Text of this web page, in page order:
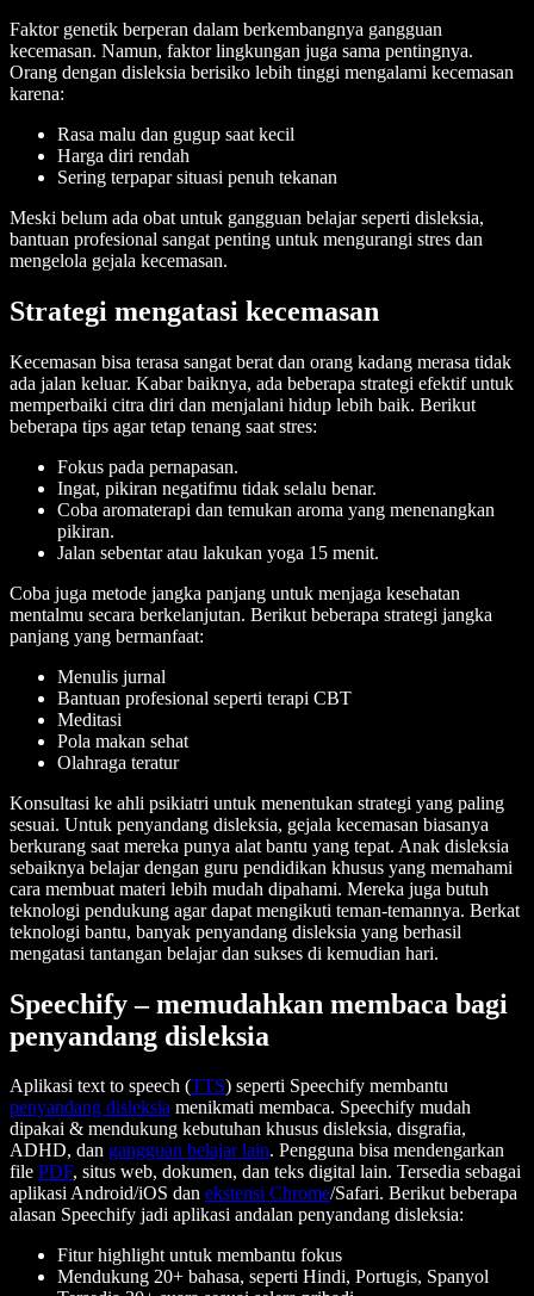
Faktor genetik berperan dalam berkembangnya gangguan
kecemasan. Namun, faktor lingkungan juga sama pentingnya.
Orang dengan disleksia berisiko lebih tinggi mengalami kecemasan
karena:
Rasa malu dan gugup saat kecil
Harga diri rendah
Sering terpapar situasi penuh tekanan
Meski belum ada obat untuk gangguan belajar seperti disleksia,
bantuan profesional sangat penting untuk mengurangi stres dan
mengelola gejala kecemasan.
Strategi mengatasi kecemasan
Kecemasan bisa terasa sangat berat dan orang kadang merasa tidak
ada jalan keluar. Kabar baiknya, ada beberapa strategi efektif untuk
memperbaiki citra diri dan menjalani hidup lebih baik. Berikut
beberapa tips agar tetap tenang saat stres:
Fokus pada pernapasan.
Ingat, pikiran negatifmu tidak selalu benar.
Coba aromaterapi dan temukan aroma yang menenangkan
pikiran.
Jalan sebentar atau lakukan yoga 15 menit.
Coba juga metode jangka panjang untuk menjaga kesehatan
mentalmu secara berkelanjutan. Berikut beberapa strategi jangka
panjang yang bermanfaat:
Menulis jurnal
Bantuan profesional seperti terapi CBT
Meditasi
Pola makan sehat
Olahraga teratur
Konsultasi ke ahli psikiatri untuk menentukan strategi yang paling
sesuai. Untuk penyandang disleksia, gejala kecemasan biasanya
berkurang saat mereka punya alat bantu yang tepat. Anak disleksia
sebaiknya belajar dengan guru pendidikan khusus yang memahami
cara membuat materi lebih mudah dipahami. Mereka juga butuh
teknologi pendukung agar dapat mengikuti teman-temannya. Berkat
teknologi bantu, banyak penyandang disleksia yang berhasil
mengatasi tantangan belajar dan sukses di kemudian hari.
Speechify – memudahkan membaca bagi
penyandang disleksia
Aplikasi text to speech (TTS) seperti Speechify membantu
penyandang disleksia menikmati membaca. Speechify mudah
dipakai & mendukung kebutuhan khusus disleksia, disgrafia,
ADHD, dan gangguan belajar lain. Pengguna bisa mendengarkan
file PDF, situs web, dokumen, dan teks digital lain. Tersedia sebagai
aplikasi Android/iOS dan ekstensi Chrome/Safari. Berikut beberapa
alasan Speechify jadi aplikasi andalan penyandang disleksia:
Fitur highlight untuk membantu fokus
Mendukung 20+ bahasa, seperti Hindi, Portugis, Spanyol